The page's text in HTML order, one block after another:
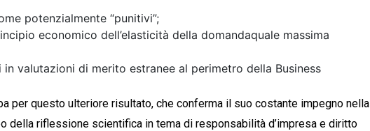
potenzialmente “punitivi”;
economico dell’elasticità della domandaquale massima
in valutazioni di merito estranee al perimetro della Business
per questo ulteriore risultato, che conferma il suo costante impegno nella
della riflessione scientifica in tema di responsabilità d’impresa e diritto